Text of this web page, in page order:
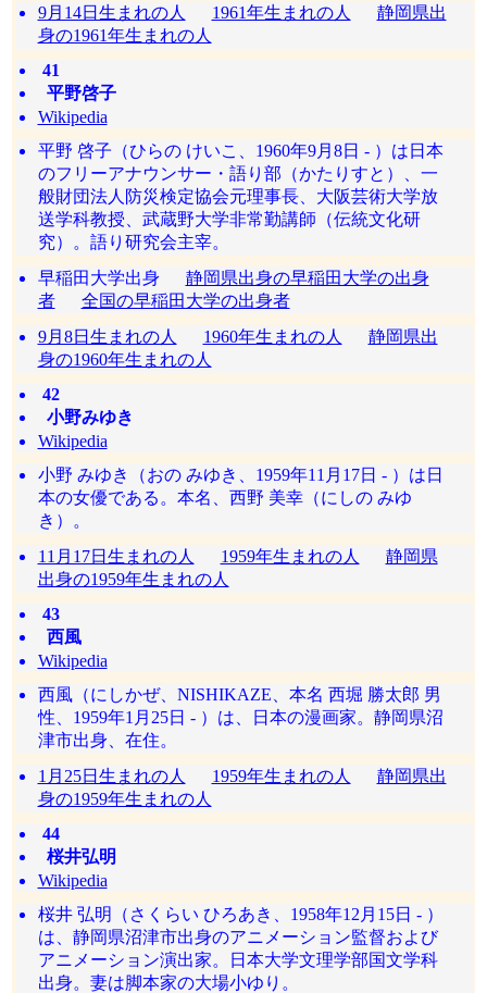
9月14日生まれの人 1961年生まれの人
静岡県出
身の1961年生まれの人
41
平野啓子
Wikipedia
平野 啓子（ひらの けいこ、1960年9月8日 - ）は日本
のフリーアナウンサー・語り部（かたりすと）、一
般財団法人防災検定協会元理事長、大阪芸術大学放
送学科教授、武蔵野大学非常勤講師（伝統文化研
究）。語り研究会主宰。
早稲田大学出身 静岡県出身の早稲田大学の出身
者
全国の早稲田大学の出身者
9月8日生まれの人
1960年生まれの人
静岡県出
身の1960年生まれの人
42
小野みゆき
Wikipedia
小野 みゆき（おの みゆき、1959年11月17日 - ）は日
本の女優である。本名、西野 美幸（にしの みゆ
き）。
11月17日生まれの人
1959年生まれの人
静岡県
出身の1959年生まれの人
43
西風
Wikipedia
西風（にしかぜ、NISHIKAZE、本名 西堀 勝太郎 男
性、1959年1月25日 - ）は、日本の漫画家。静岡県沼
津市出身、在住。
1月25日生まれの人
1959年生まれの人
静岡県出
身の1959年生まれの人
44
桜井弘明
Wikipedia
桜井 弘明（さくらい ひろあき、1958年12月15日 - ）
は、静岡県沼津市出身のアニメーション監督および
アニメーション演出家。日本大学文理学部国文学科
出身。妻は脚本家の大場小ゆり。